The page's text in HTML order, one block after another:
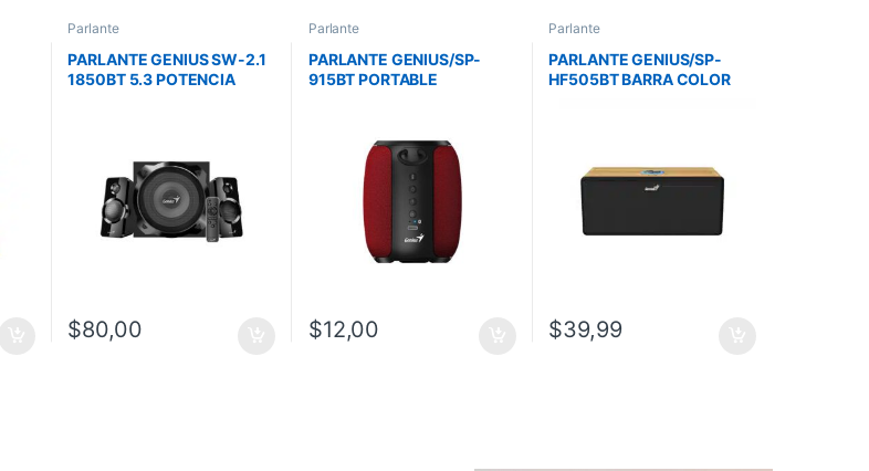
Parlante
PARLANTE GENIUS SW-2.1
1850BT 5.3 POTENCIA
$80,00
Parlante
PARLANTE GENIUS/SP-
915BT PORTABLE
$12,00
Parlante
PARLANTE GENIUS/SP-
HF505BT BARRA COLOR
$39,99